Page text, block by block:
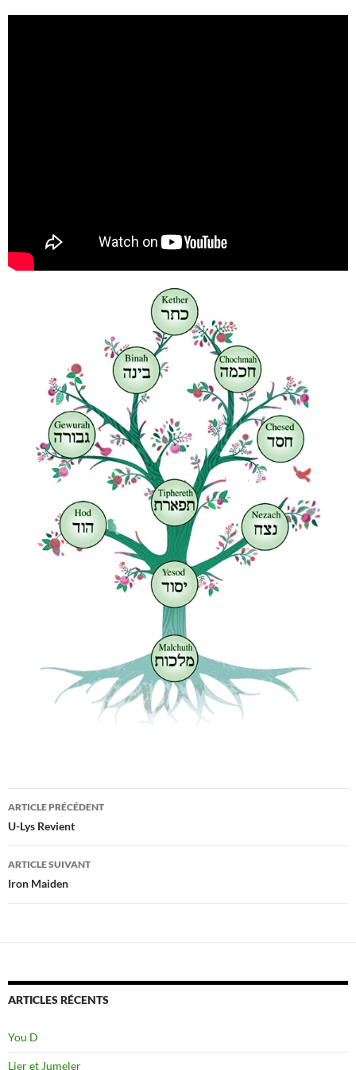
Navigation
des
articles
ARTICLE PRÉCÉDENT
U-Lys Revient
ARTICLE SUIVANT
Iron Maiden
ARTICLES RÉCENTS
You D
Lier et Jumeler